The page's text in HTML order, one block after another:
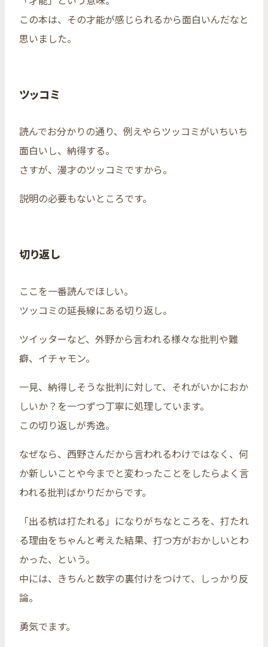
この本は、その才能が感じられるから面白いんだなと
思いました。
ツッコミ
読んでお分かりの通り、例えやらツッコミがいちいち
面白いし、納得する。
さすが、漫才のツッコミですから。
説明の必要もないところです。
切り返し
ここを一番読んでほしい。
ツッコミの延長線にある切り返し。
ツイッターなど、外野から言われる様々な批判や難
癖、イチャモン。
一見、納得しそうな批判に対して、それがいかにおか
しいか？を一つずつ丁寧に処理しています。
この切り返しが秀逸。
なぜなら、西野さんだから言われるわけではなく、何
か新しいことや今までと変わったことをしたらよく言
われる批判ばかりだからです。
「出る杭は打たれる」になりがちなところを、打たれ
る理由をちゃんと考えた結果、打つ方がおかしいとわ
かった、という。
中には、きちんと数字の裏付けをつけて、しっかり反
論。
勇気でます。